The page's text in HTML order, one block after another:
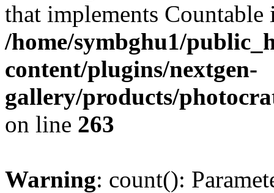
that implements Countable
/home/symbghu1/
content/plugins/nextgen-
gallery/products/
on line 263
Warning: count():